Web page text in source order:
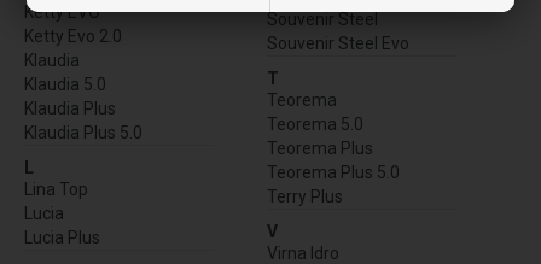
Ketty EVO
Ketty Evo 2.0
Klaudia
Klaudia 5.0
Klaudia Plus
Klaudia Plus 5.0
L
Lina Top
Lucia
Lucia Plus
Souvenir Steel
Souvenir Steel Evo
T
Teorema
Teorema 5.0
Teorema Plus
Teorema Plus 5.0
Terry Plus
V
Virna Idro